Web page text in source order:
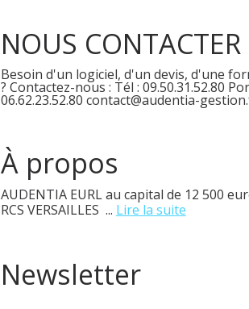
NOUS CONTACTER
Besoin d'un logiciel, d'un devis, d'une
? Contactez-nous : Tél : 09.50.31.52.80
06.62.23.52.80 contact@audentia-
À propos
AUDENTIA EURL au capital de 12 500
RCS VERSAILLES ... Lire la suite
Newsletter